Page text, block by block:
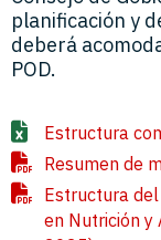
planificación y
deberá
POD.
Estructura
Resumen de
Estructura
en Nutrición y